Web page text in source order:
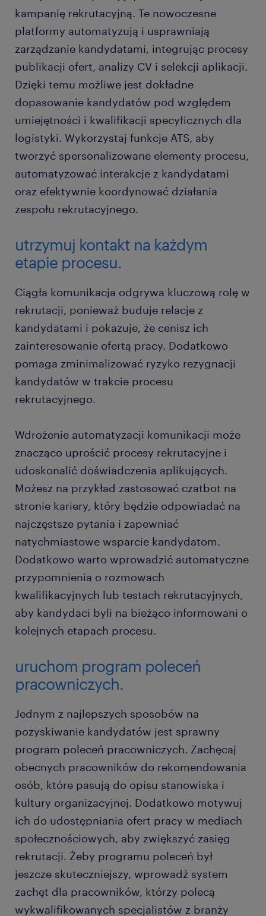
kampanię rekrutacyjną. Te nowoczesne
platformy automatyzują i usprawniają
zarządzanie kandydatami, integrując procesy
publikacji ofert, analizy CV i selekcji aplikacji.
Dzięki temu możliwe jest dokładne
dopasowanie kandydatów pod względem
umiejętności i kwalifikacji specyficznych dla
logistyki. Wykorzystaj funkcje ATS, aby
tworzyć spersonalizowane elementy procesu,
automatyzować interakcje z kandydatami
oraz efektywnie koordynować działania
zespołu rekrutacyjnego.
utrzymuj kontakt na każdym
etapie procesu.
Ciągła komunikacja odgrywa kluczową rolę w
rekrutacji, ponieważ buduje relacje z
kandydatami i pokazuje, że cenisz ich
zainteresowanie ofertą pracy. Dodatkowo
pomaga zminimalizować ryzyko rezygnacji
kandydatów w trakcie procesu
rekrutacyjnego.
Wdrożenie automatyzacji komunikacji może
znacząco uprościć procesy rekrutacyjne i
udoskonalić doświadczenia aplikujących.
Możesz na przykład zastosować czatbot na
stronie kariery, który będzie odpowiadać na
najczęstsze pytania i zapewniać
natychmiastowe wsparcie kandydatom.
Dodatkowo warto wprowadzić automatyczne
przypomnienia o rozmowach
kwalifikacyjnych lub testach rekrutacyjnych,
aby kandydaci byli na bieżąco informowani o
kolejnych etapach procesu.
uruchom program poleceń
pracowniczych.
Jednym z najlepszych sposobów na
pozyskiwanie kandydatów jest sprawny
program poleceń pracowniczych. Zachęcaj
obecnych pracowników do rekomendowania
osób, które pasują do opisu stanowiska i
kultury organizacyjnej. Dodatkowo motywuj
ich do udostępniania ofert pracy w mediach
społecznościowych, aby zwiększyć zasięg
rekrutacji. Żeby programu poleceń był
jeszcze skuteczniejszy, wprowadź system
zachęt dla pracowników, którzy polecą
wykwalifikowanych specjalistów z branży